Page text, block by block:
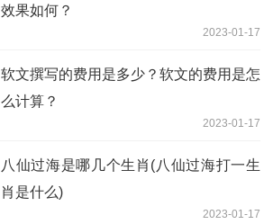
效果如何？
2023-01-17
软文撰写的费用是多少？软文的费用是怎
么计算？
2023-01-17
八仙过海是哪几个生肖(八仙过海打一生
肖是什么)
2023-01-17